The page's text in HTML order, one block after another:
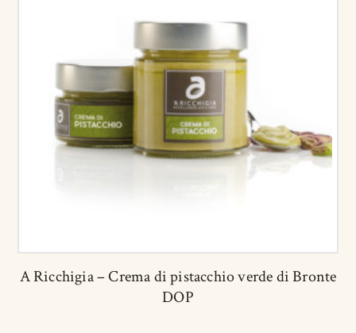
A Ricchigia – Crema di pistacchio verde di Bronte
DOP